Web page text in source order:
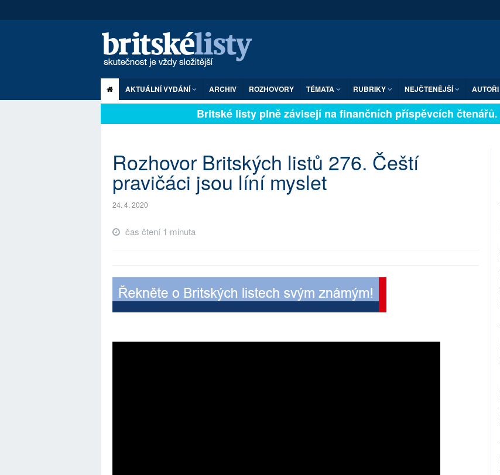
AKTUÁLNÍ VYDÁNÍ ARCHIV ROZHOVORY TÉMATA RUBRIKY NEJČTENĚJŠÍ AUTOŘI
Britské listy plně závisejí na finančních příspěvcích čtenářů.
Rozhovor Britských listů 276. Čeští
pravičáci jsou líní myslet
24. 4. 2020
čas čtení 1 minuta